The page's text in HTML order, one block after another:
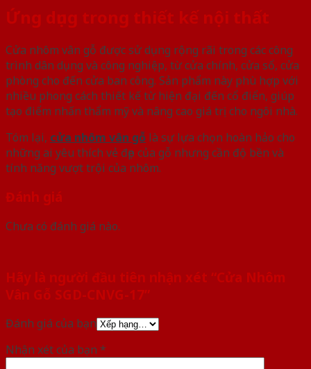
Ứng dụng trong thiết kế nội thất
Cửa nhôm vân gỗ được sử dụng rộng rãi trong các công
trình dân dụng và công nghiệp, từ cửa chính, cửa sổ, cửa
phòng cho đến cửa ban công. Sản phẩm này phù hợp với
nhiều phong cách thiết kế từ hiện đại đến cổ điển, giúp
tạo điểm nhấn thẩm mỹ và nâng cao giá trị cho ngôi nhà.
Tóm lại, cửa nhôm vân gỗ là sự lựa chọn hoàn hảo cho
những ai yêu thích vẻ đẹp của gỗ nhưng cần độ bền và
tính năng vượt trội của nhôm.
Đánh giá
Chưa có đánh giá nào.
Hãy là người đầu tiên nhận xét “Cửa Nhôm
Vân Gỗ SGD-CNVG-17”
Đánh giá của bạn
Nhận xét của bạn *